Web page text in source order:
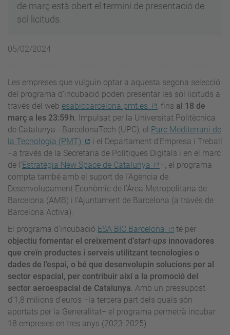
de març està obert el termini de presentació de
sol·licituds.
05/02/2024
Les empreses que vulguin optar a aquesta segona selecció
del programa d’incubació poden presentar les sol·licituds a
través del web esabicbarcelona.pmt.es , fins al 18 de
març a les 23:59 h. Impulsat per la Universitat Politècnica
de Catalunya - BarcelonaTech (UPC), el Parc Mediterrani de
la Tecnologia (PMT)
i el Departament d’Empresa i Treball
–a través de la Secretaria de Polítiques Digitals i en el marc
de l’Estratègia New Space de Catalunya
–, el programa
compta també amb el suport de l’Agència de
Desenvolupament Econòmic de l’Àrea Metropolitana de
Barcelona (AMB) i l’Ajuntament de Barcelona (a través de
Barcelona Activa).
El programa d’incubació ESA BIC Barcelona
té per
objectiu fomentar el creixement d’start-ups innovadores
que creïn productes i serveis utilitzant tecnologies o
dades de l’espai, o bé que desenvolupin solucions per al
sector espacial, per contribuir així a la promoció del
sector aeroespacial de Catalunya. Amb un pressupost
d’1,8 milions d’euros −la tercera part dels quals són
aportats per la Generalitat− el programa permetrà incubar
18 empreses en tres anys (2023-2025).